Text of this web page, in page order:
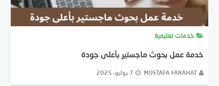
خدمات تعليمية
خدمة عمل بحوث ماجستير بأعلى جودة
MOSTAFA FARAHAT 7 يوليو، 2025